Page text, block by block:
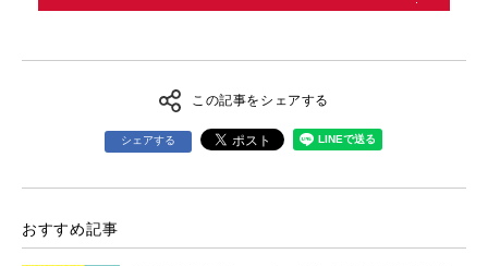
この記事をシェアする
シェアする
おすすめ記事